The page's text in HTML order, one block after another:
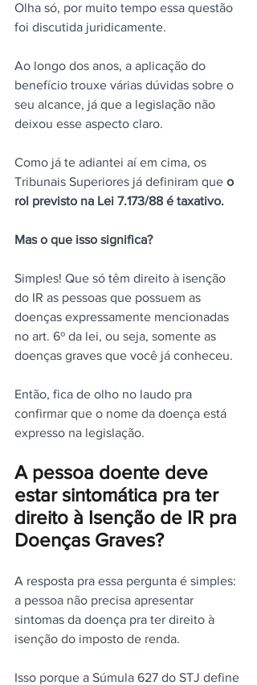
Olha só, por muito tempo essa questão
foi discutida juridicamente.
Ao longo dos anos, a aplicação do
benefício trouxe várias dúvidas sobre o
seu alcance, já que a legislação não
deixou esse aspecto claro.
Como já te adiantei aí em cima, os
Tribunais Superiores já definiram que o
rol previsto na Lei 7.173/88 é taxativo.
Mas o que isso significa?
Simples! Que só têm direito à isenção
do IR as pessoas que possuem as
doenças expressamente mencionadas
no art. 6º da lei, ou seja, somente as
doenças graves que você já conheceu.
Então, fica de olho no laudo pra
confirmar que o nome da doença está
expresso na legislação.
A pessoa doente deve
estar sintomática pra ter
direito à Isenção de IR pra
Doenças Graves?
A resposta pra essa pergunta é simples:
a pessoa não precisa apresentar
sintomas da doença pra ter direito à
isenção do imposto de renda.
Isso porque a Súmula 627 do STJ define